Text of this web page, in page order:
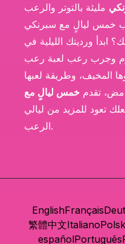
خمس ليالٍ مع سبرنكي
ورديتك الليلية في
وجرب رعب لعبة رعب
المخيف، وطريقة لعبها
تقدم خمس ليالٍ مع
تعود للمزيد من ليالي
الرعب.
EnglishFrançais
繁體中文Italiano
españolPortuguês